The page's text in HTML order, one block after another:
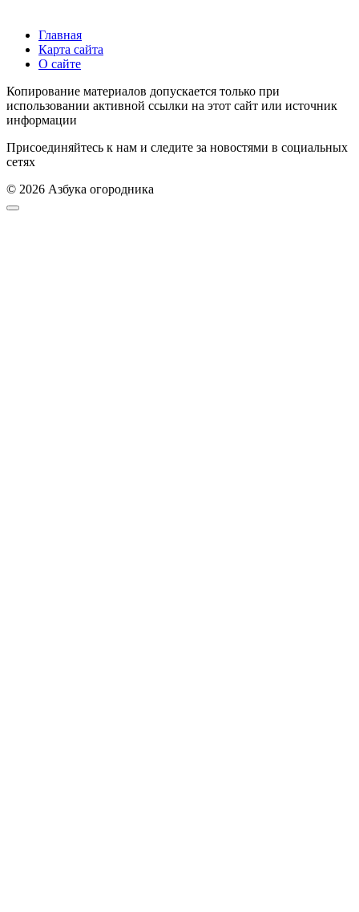
Главная
Карта сайта
О сайте
Копирование материалов допускается только при
использовании активной ссылки на этот сайт или источник
информации
Присоединяйтесь к нам и следите за новостями в социальных
сетях
© 2026 Азбука огородника